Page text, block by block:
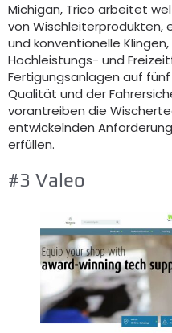
Michigan, Trico arbeitet
von Wischleiterprodukten,
und konventionelle
Hochleistungs- und
Fertigungsanlagen auf
Qualität und der
vorantreiben die
entwickelnden
erfüllen.
#3 Valeo